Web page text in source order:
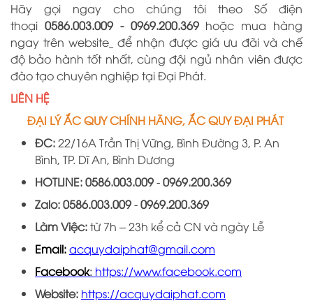
Hãy gọi ngay cho chúng tôi theo Số điện
thoại 0586.003.009 - 0969.200.369 hoặc mua hàng
ngay trên website để nhận được giá ưu đãi và chế
độ bảo hành tốt nhất, cùng đội ngủ nhân viên được
đào tạo chuyên nghiệp tạiĐại Phát.
LIÊN HỆ
ĐẠI LÝ ẮC QUY CHÍNH HÃNG, ẮC QUY ĐẠI PHÁT
ĐC:22/16ATrần Thị Vững, Bình Đường 3, P. An
Bình, TP. Dĩ An, Bình Dương
HOTLINE:0586.003.009-0969.200.369
Zalo:0586.003.009-0969.200.369
Làm Việc:từ 7h – 23h kể cả CN và ngày Lễ
Email:acquydaiphat@gmail.com
Facebook: https://www.facebook.com
Website: https://acquydaiphat.com